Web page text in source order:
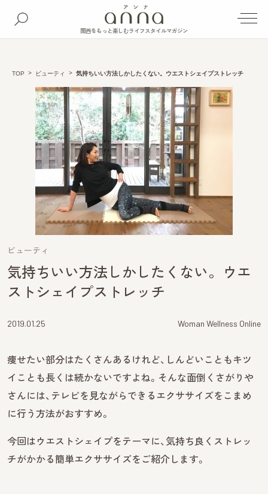
関西をもっと楽しむライフスタイルマガジン
TOP ビューティ 気持ちいい方法しかしたくない。ウエストシェイプストレッチ
ビューティ
気持ちいい方法しかしたくない。ウエ
ストシェイプストレッチ
2019.01.25 Woman Wellness Online
痩せたい部分はたくさんあるけれど、しんどいこともキツ
イことも長くは続かないですよね。そんな面倒くさがりや
さんには、テレビを見ながらできるエクササイズをこまめ
に行う方法がおすすめ。
今回はウエストシェイプをテーマに、気持ち良くストレッ
チがかかる簡単エクササイズをご紹介します。